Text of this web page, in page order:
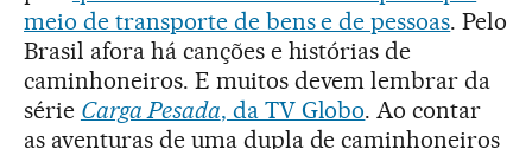
meio de transporte de bens e de pessoas. Pelo
Brasil afora há canções e histórias de
caminhoneiros. E muitos devem lembrar da
série Carga Pesada, da TV Globo. Ao contar
as aventuras de uma dupla de caminhoneiros